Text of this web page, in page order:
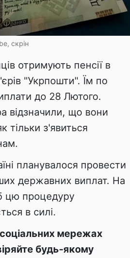
скрін
отримують пенсії в
"Укрпошти". Їм по
до 28 Лютого.
відзначили, що вони
тільки з'явиться
планувалося провести
державних виплат. На
цю процедуру
в силі.
мережах
будь-якому